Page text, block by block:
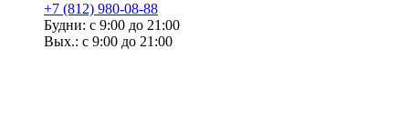
+7 (812) 980-08-88
Будни: с 9:00 до 21:00
Вых.: с 9:00 до 21:00